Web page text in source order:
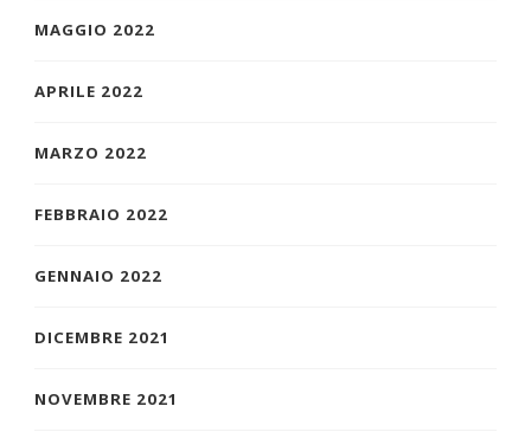
MAGGIO 2022
APRILE 2022
MARZO 2022
FEBBRAIO 2022
GENNAIO 2022
DICEMBRE 2021
NOVEMBRE 2021